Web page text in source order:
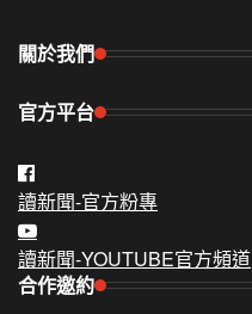
關於我們
官方平台
讀新聞-官方粉專
讀新聞-YOUTUBE官方頻道
合作邀約